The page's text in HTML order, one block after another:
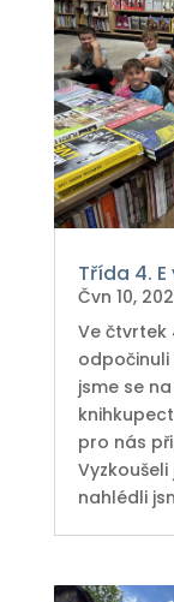
Třída 4.
Čvn 10,
Ve čtvrtek
jsme se
pro nás
nahlédli